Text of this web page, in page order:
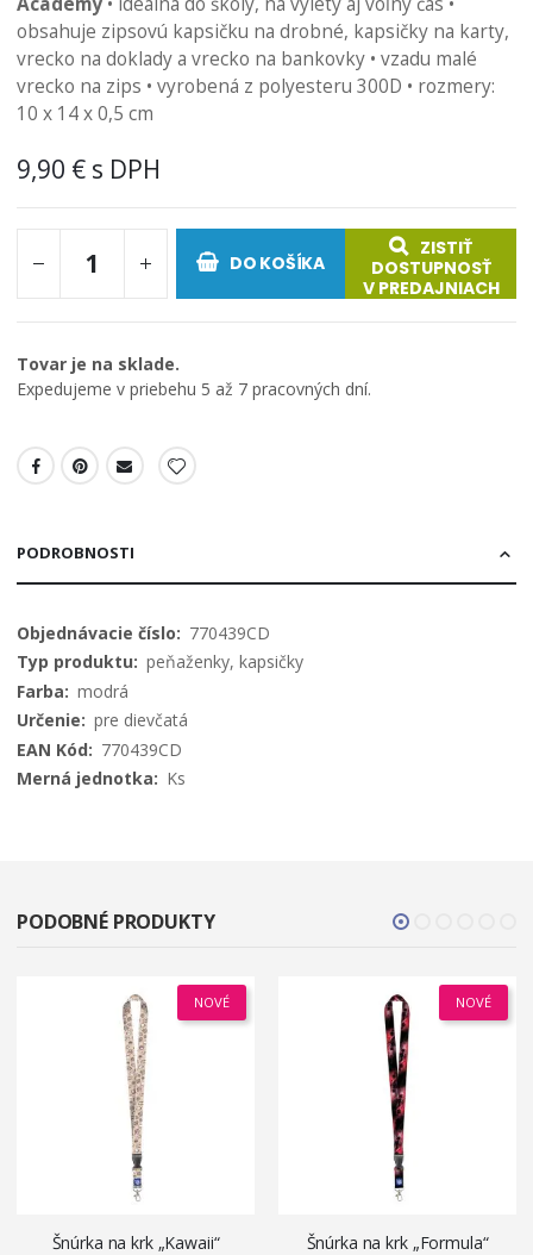
galérie
obrázkov
obsahuje zipsovú kapsičku na drobné, kapsičky na karty,
vrecko na doklady a vrecko na bankovky • vzadu malé
vrecko na zips • vyrobená z polyesteru 300D • rozmery:
10 x 14 x 0,5 cm
9,90 €
DO KOŠÍKA
ZISTIŤ
DOSTUPNOSŤ
V PREDAJNIACH
Tovar je na sklade.
Expedujeme v priebehu 5 až 7 pracovných dní.
PODROBNOSTI
Viac
informácií
770439CD
peňaženky, kapsičky
modrá
pre dievčatá
770439CD
Ks
PODOBNÉ PRODUKTY
NOVÉ
Šnúrka na krk „Kawaii“
NOVÉ
Šnúrka na krk „Formula“